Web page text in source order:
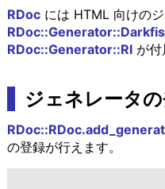
RDocには HTML 向けの
RDoc::Generator::RIが付
ジェネレータ
の登録が行えます。